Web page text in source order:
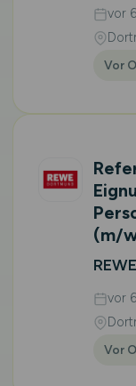
vor
Vor
(m/
vor
Vor